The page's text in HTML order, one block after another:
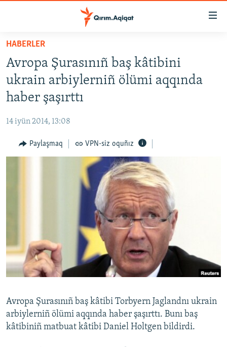
Esas
qaytmaq
Baş
navigatsiyağa
qaytmaq
Qıdıruvğa
qaytmaq
SİYASET
İQTİSADİYAT
MEDENİYET
İNSAN AQLARI
Русский
Українською
HABERLER
Avropa Şurasınıñ baş kâtibini
ukrain arbiylerniñ ölümi aqqında
haber şaşırttı
14 iyün 2014, 13:08
Paylaşmaq VPN-siz oquñız
Avropa Şurasınıñ baş kâtibi Torbyern Jaglandnı ukrain
arbiylerniñ ölümi aqqında haber şaşırttı. Bunı baş
kâtibiniñ matbuat kâtibi Daniel Holtgen bildirdi.